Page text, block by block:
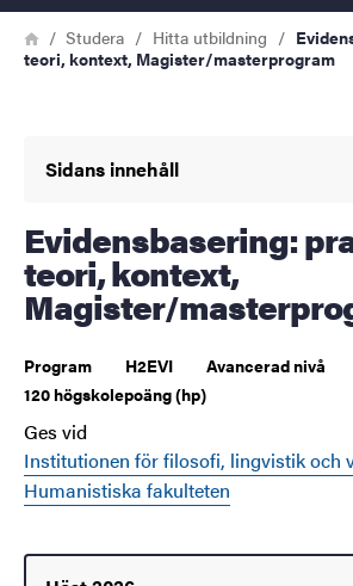
Länkstig
HemStudera Hitta utbildning
teori, kontext, Magister/masterprogram
Sidans innehåll
Evidensbasering: praktik,
teori, kontext,
Magister/
Program H2EVI Avancerad nivå
120 högskolepoäng (hp)
Ges vid
Institutionen för filosofi, lingvistik och
Humanistiska fakulteten